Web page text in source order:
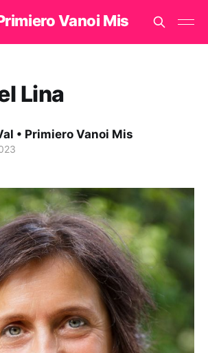
Vanoi Mis
Lina
• Primiero Vanoi Mis